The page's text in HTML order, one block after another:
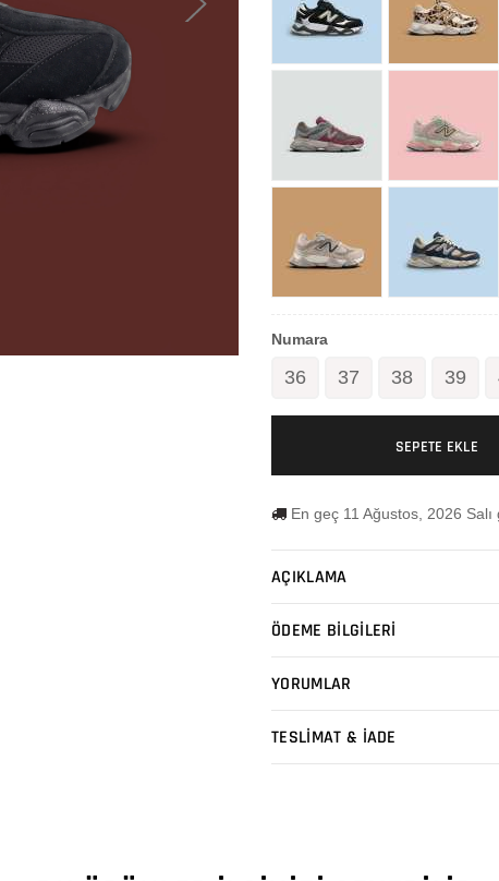
Numara
36 37 38 39
SEPETE EKLE
En geç 11 Ağustos, 2026 Salı
AÇIKLAMA
ÖDEME BİLGİLERİ
YORUMLAR
TESLİMAT & İADE